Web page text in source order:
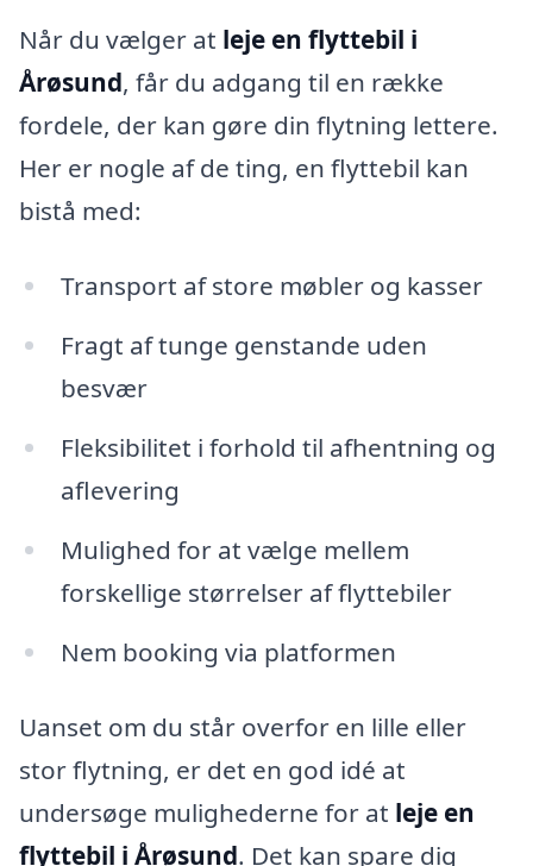
Når du vælger at leje en flyttebil i
Årøsund, får du adgang til en række
fordele, der kan gøre din flytning lettere.
Her er nogle af de ting, en flyttebil kan
bistå med:
Transport af store møbler og kasser
Fragt af tunge genstande uden
besvær
Fleksibilitet i forhold til afhentning og
aflevering
Mulighed for at vælge mellem
forskellige størrelser af flyttebiler
Nem booking via platformen
Uanset om du står overfor en lille eller
stor flytning, er det en god idé at
undersøge mulighederne for at leje en
flyttebil i Årøsund. Det kan spare dig